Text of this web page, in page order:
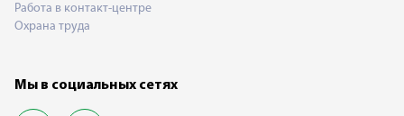
Работа в контакт-центре
Охрана труда
Мы в социальных сетях